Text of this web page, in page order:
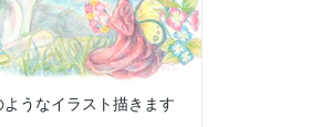
うなイラスト描きます